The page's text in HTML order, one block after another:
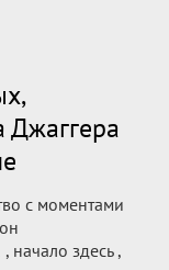
с моментами
начало здесь ,